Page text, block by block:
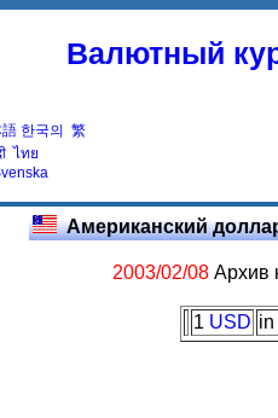
Валютный
語 한국의 繁
ไทย
Американский
2003/02/08 Архив
1 USD in